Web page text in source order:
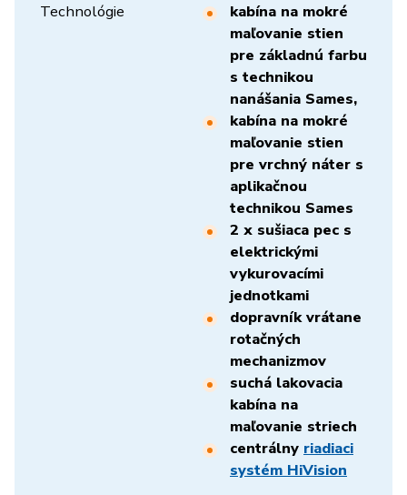
Technológie
kabína na mokré
maľovanie stien
pre základnú farbu
s technikou
nanášania Sames,
kabína na mokré
maľovanie stien
pre vrchný náter s
aplikačnou
technikou Sames
2 x sušiaca pec s
elektrickými
vykurovacími
jednotkami
dopravník vrátane
rotačných
mechanizmov
suchá lakovacia
kabína na
maľovanie striech
centrálny riadiaci
systém HiVision